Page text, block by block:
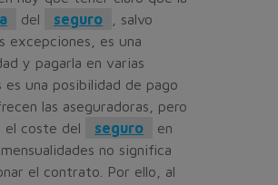
del seguro
, salvo
excepciones, es una
y pagarla en varias
es una posibilidad de pago
las aseguradoras, pero
el coste del
seguro
en
no significa
el contrato. Por ello, al